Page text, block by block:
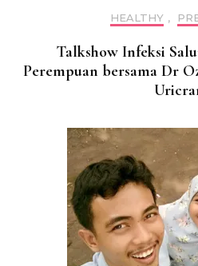
HEALTHY ,
Talkshow Infeksi
Perempuan bersama Dr